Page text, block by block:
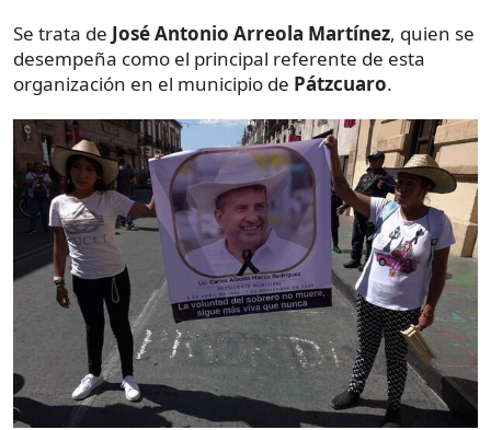
Se trata de José Antonio Arreola Martínez, quien se
desempeña como el principal referente de esta
organización en el municipio de Pátzcuaro.